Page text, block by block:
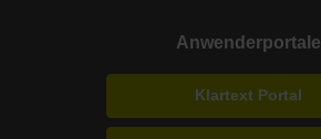
Anwenderportale
Klartext Portal